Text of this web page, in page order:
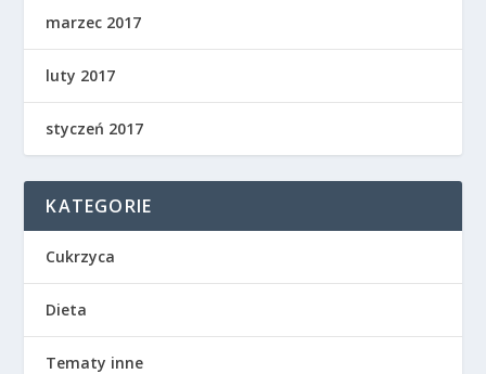
marzec 2017
luty 2017
styczeń 2017
KATEGORIE
Cukrzyca
Dieta
Tematy inne